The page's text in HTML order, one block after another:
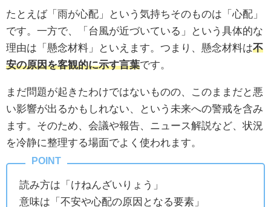
たとえば「雨が心配」という気持ちそのものは「心配」
です。一方で、「台風が近づいている」という具体的な
理由は「懸念材料」といえます。つまり、懸念材料は不
安の原因を客観的に示す言葉です。
まだ問題が起きたわけではないものの、このままだと悪
い影響が出るかもしれない、という未来への警戒を含み
ます。そのため、会議や報告、ニュース解説など、状況
を冷静に整理する場面でよく使われます。
読み方は「けねんざいりょう」
意味は「不安や心配の原因となる要素」